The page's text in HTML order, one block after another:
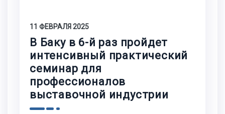
11 ФЕВРАЛЯ 2025
В Баку в 6-й раз пройдет
интенсивный практический
семинар для
профессионалов
выставочной индустрии